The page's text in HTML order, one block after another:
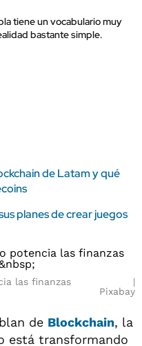
tiene un vocabulario muy
bastante simple.
de Latam y qué
planes de crear juegos
las finanzas
Pixabay
de Blockchain, la
está transformando